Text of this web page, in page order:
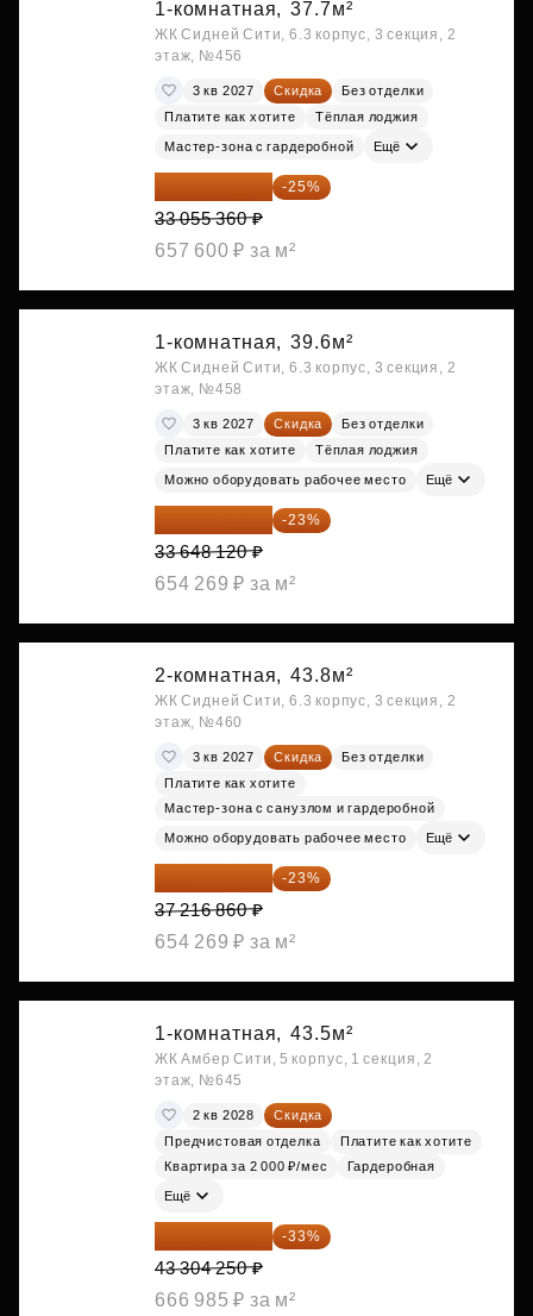
1-комнатная, 37.7м²
ЖК Сидней Сити, 6.3 корпус, 3 секция, 2
этаж, №456
3 кв 2027 Скидка
Без отделки
Платите как хотите
Тёплая лоджия
Мастер-зона с гардеробной Ещё
24 791 520 ₽ -25%
33 055 360 ₽
657 600 ₽ за м²
1-комнатная, 39.6м²
ЖК Сидней Сити, 6.3 корпус, 3 секция, 2
этаж, №458
3 кв 2027 Скидка
Без отделки
Платите как хотите
Тёплая лоджия
Можно оборудовать рабочее место Ещё
25 909 052 ₽ -23%
33 648 120 ₽
654 269 ₽ за м²
2-комнатная, 43.8м²
ЖК Сидней Сити, 6.3 корпус, 3 секция, 2
этаж, №460
3 кв 2027 Скидка
Без отделки
Платите как хотите
Мастер-зона с санузлом и гардеробной
Можно оборудовать рабочее место Ещё
28 656 982 ₽ -23%
37 216 860 ₽
654 269 ₽ за м²
1-комнатная, 43.5м²
ЖК Амбер Сити, 5 корпус, 1 секция, 2
этаж, №645
2 кв 2028
Скидка
Предчистовая отделка
Платите как хотите
Квартира за 2 000 ₽/мес
Гардеробная
Ещё
29 013 848 ₽ -33%
43 304 250 ₽
666 985 ₽ за м²